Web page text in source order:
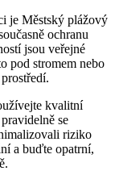
je Městský plážový
ochranu
jsou veřejné
pod stromem nebo
kvalitní
se
riziko
a buďte opatrní,